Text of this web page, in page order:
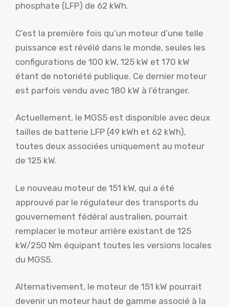
phosphate (LFP) de 62 kWh.
C’est la première fois qu’un moteur d’une telle
puissance est révélé dans le monde, seules les
configurations de 100 kW, 125 kW et 170 kW
étant de notoriété publique. Ce dernier moteur
est parfois vendu avec 180 kW à l’étranger.
Actuellement, le MGS5 est disponible avec deux
tailles de batterie LFP (49 kWh et 62 kWh),
toutes deux associées uniquement au moteur
de 125 kW.
Le nouveau moteur de 151 kW, qui a été
approuvé par le régulateur des transports du
gouvernement fédéral australien, pourrait
remplacer le moteur arrière existant de 125
kW/250 Nm équipant toutes les versions locales
du MGS5.
Alternativement, le moteur de 151 kW pourrait
devenir un moteur haut de gamme associé à la